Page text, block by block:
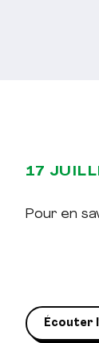
17
Pour en
Écouter